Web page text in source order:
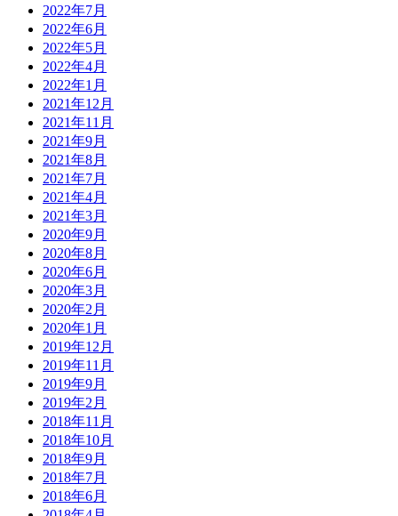
2022年7月
2022年6月
2022年5月
2022年4月
2022年1月
2021年12月
2021年11月
2021年9月
2021年8月
2021年7月
2021年4月
2021年3月
2020年9月
2020年8月
2020年6月
2020年3月
2020年2月
2020年1月
2019年12月
2019年11月
2019年9月
2019年2月
2018年11月
2018年10月
2018年9月
2018年7月
2018年6月